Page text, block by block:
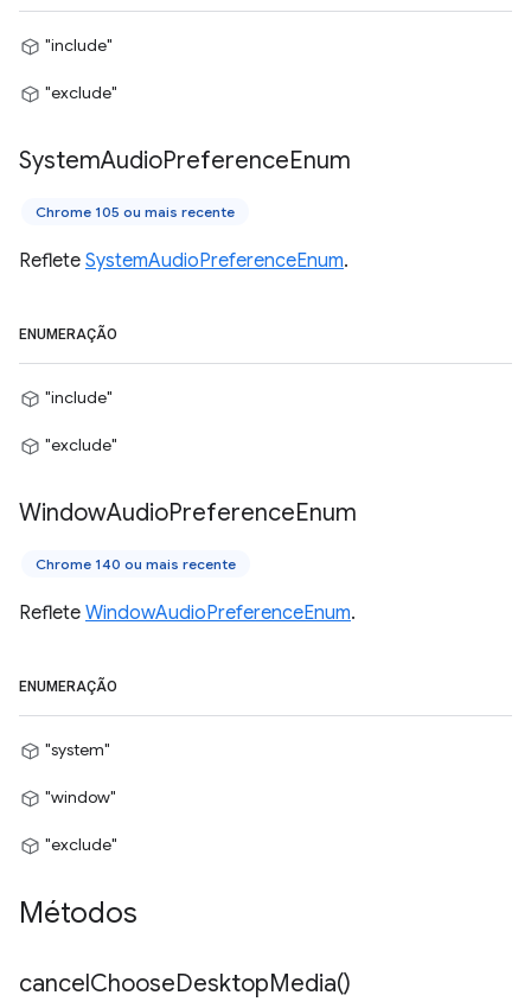
"include"
"exclude"
SystemAudioPreferenceEnum
Chrome 105 ou mais recente
Reflete SystemAudioPreferenceEnum.
ENUMERAÇÃO
"include"
"exclude"
WindowAudioPreferenceEnum
Chrome 140 ou mais recente
Reflete WindowAudioPreferenceEnum.
ENUMERAÇÃO
"system"
"window"
"exclude"
Métodos
cancelChooseDesktopMedia()